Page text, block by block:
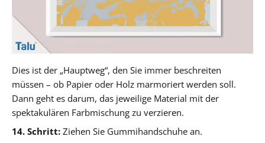
Dies ist der „Hauptweg“, den Sie immer beschreiten
müssen – ob Papier oder Holz marmoriert werden soll.
Dann geht es darum, das jeweilige Material mit der
spektakulären Farbmischung zu verzieren.
14. Schritt: Ziehen Sie Gummihandschuhe an.